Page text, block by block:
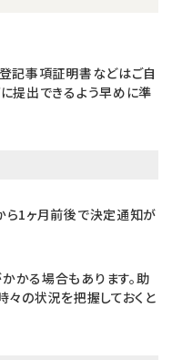
記事項証明書などはご自
提出できるよう早めに準
1ヶ月前後で決定通知が
かる場合もあります。助
々の状況を把握しておくと